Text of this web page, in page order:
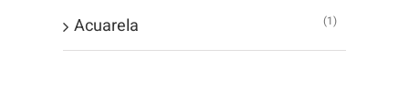
Acuarela (1)